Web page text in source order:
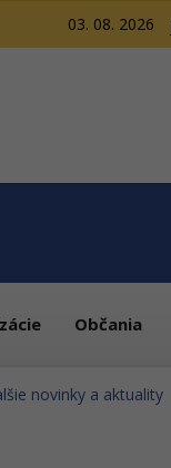
03. 08. 2026
Občania
novinky a aktuality